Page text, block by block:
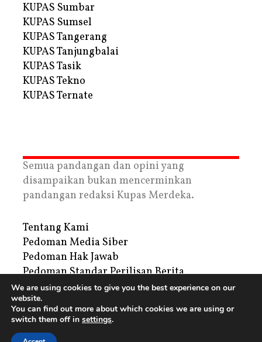
KUPAS Sumbar
KUPAS Sumsel
KUPAS Tangerang
KUPAS Tanjungbalai
KUPAS Tasik
KUPAS Tekno
KUPAS Ternate
Semua pandangan dan opini yang
disampaikan bukan mencerminkan
pandangan redaksi Kupas Merdeka.
Tentang Kami
Pedoman Media Siber
Pedoman Hak Jawab
Pedoman Standar Perilisan Berita
Privacy Policy
Periklanan
Copyright © 2026 | PT. Tegar Kupas Mediatama
We are using cookies to give you the best experience on our
website.
You can find out more about which cookies we are using or
switch them off in settings.